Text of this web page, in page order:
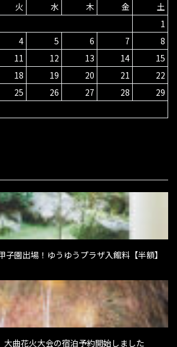
火 水 木 金
土
1
4 5 6 7
8
11 12 13 14
15
18 19 20 21
22
25 26 27 28
29
子園出場！ゆうゆうプラザ入館料【半額】
曲花火大会の宿泊予約開始しました